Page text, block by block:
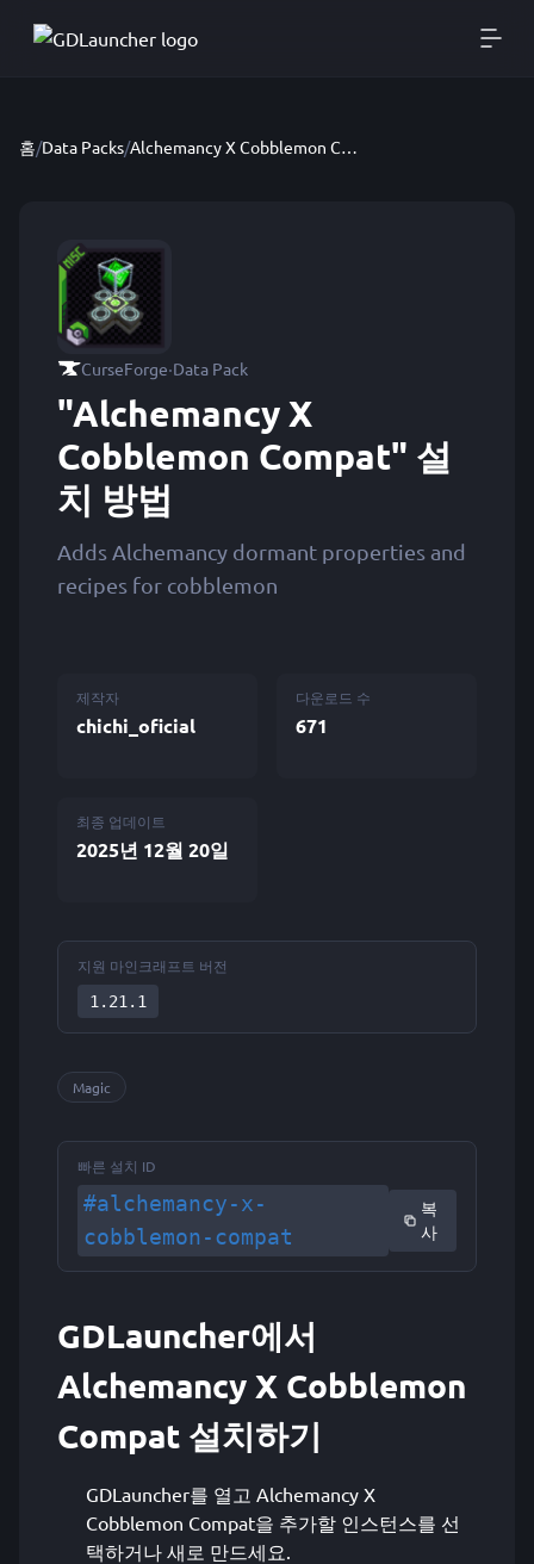
홈/Data Packs/ Alchemancy X Cobblemon Compat
CurseForge·Data Pack
"Alchemancy X
Cobblemon Compat" 설
치 방법
Adds Alchemancy dormant properties and
recipes for cobblemon
제작자
chichi_oficial
다운로드 수
671
최종 업데이트
2025년 12월 20일
지원 마인크래프트 버전
1.21.1
Magic
빠른 설치 ID
#alchemancy-x-
cobblemon-compat
복
사
GDLauncher에서
Alchemancy X Cobblemon
Compat 설치하기
GDLauncher를 열고 Alchemancy X
Cobblemon Compat을 추가할 인스턴스를 선
택하거나 새로 만드세요.